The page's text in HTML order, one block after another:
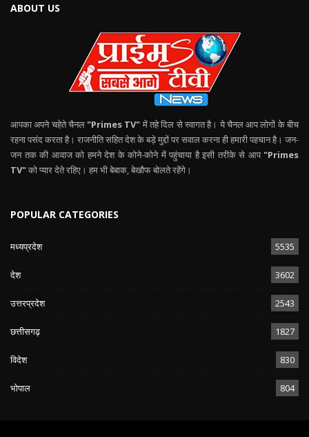
ABOUT US
आपका अपने चहेते चैनल "Primes TV" में तहे दिल से स्वागत है। ये चैनल आप लोगों के बीच
रहना पसंद करता है। राजनीति सहित देश के बड़े मुद्दों पर सवाल करना ही हमारी पहचान है। जन-
जन तक की आवाज को हमने देश के कोने-कोने में पहुंचाया है इसी तरीके से आप "Primes
TV"को प्यार देते रहिए। हम भी बेबाक, बेखौफ बोलते रहेंगे।
POPULAR CATEGORIES
मध्यप्रदेश 5535
देश 3602
उत्तरप्रदेश 2543
छत्तीसगढ़ 1827
विदेश 830
भोपाल 804